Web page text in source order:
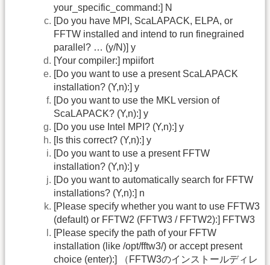
your_specific_command:] N
[Do you have MPI, ScaLAPACK, ELPA, or
FFTW installed and intend to run finegrained
parallel? … (y/N)] y
[Your compiler:] mpiifort
[Do you want to use a present ScaLAPACK
installation? (Y,n):] y
[Do you want to use the MKL version of
ScaLAPACK? (Y,n):] y
[Do you use Intel MPI? (Y,n):] y
[Is this correct? (Y,n):] y
[Do you want to use a present FFTW
installation? (Y,n):] y
[Do you want to automatically search for FFTW
installations? (Y,n):] n
[Please specify whether you want to use FFTW3
(default) or FFTW2 (FFTW3 / FFTW2):] FFTW3
[Please specify the path of your FFTW
installation (like /opt/fftw3/) or accept present
choice (enter):] （FFTW3のインストールディレ